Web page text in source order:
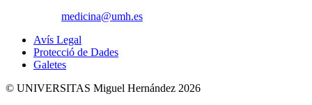
medicina@umh.es
Avís Legal
Protecció de Dades
Galetes
© UNIVERSITAS Miguel Hernández 2026